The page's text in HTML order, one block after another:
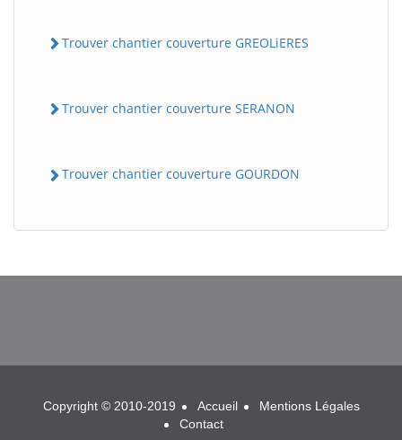
Trouver chantier couverture GREOLiERES
Trouver chantier couverture SERANON
Trouver chantier couverture GOURDON
BatiWebPro
Copyright © 2010-2019 Accueil
Mentions Légales
Contact